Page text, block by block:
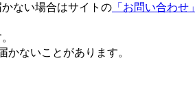
ない場合はサイトの 「お問い合わせ」
ないことがあります。